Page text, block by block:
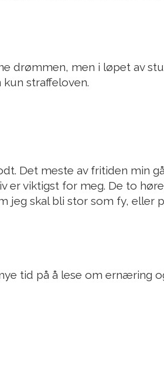
drømmen, men i løpet av
straffeloven.
Det meste av fritiden min
er viktigst for meg. De to
jeg skal bli stor som fy, eller
tid på å lese om ernæring